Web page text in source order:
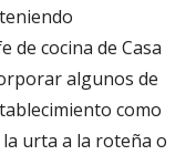
de cocina de Casa
algunos de
como
urta a la roteña o